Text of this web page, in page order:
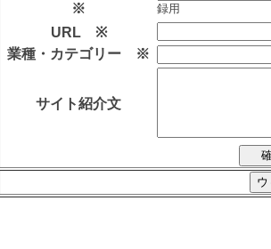
※
録用
URL ※
業種・カテゴリー ※
サイト紹介文